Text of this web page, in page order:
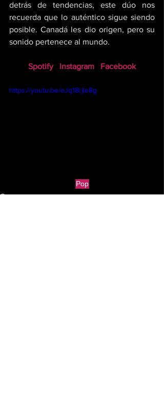
detrás de tendencias, este dúo nos
recuerda que lo auténtico sigue siendo
posible. Canadá les dio origen, pero su
sonido pertenece al mundo.
Spotify Instagram Facebook
https://youtu.be/eJq18rjIe8g
Pop
Groover